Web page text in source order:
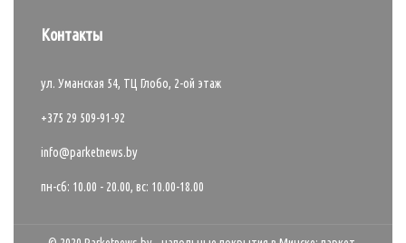
Контакты
ул. Уманская 54, ТЦ Глобо, 2-ой этаж
+375 29 509-91-92
info@parketnews.by
пн-сб: 10.00 - 20.00, вс: 10.00-18.00